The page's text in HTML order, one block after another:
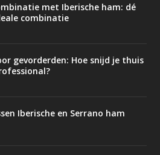
met Iberische ham: dé
combinatie
gevorderden: Hoe snijd je thuis
Iberische en Serrano ham